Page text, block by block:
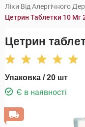
Ліки Від Алергічного
Цетрин Таблетки 10 Мг
Цетрин
Упаковка / 20 шт
Є в наявності